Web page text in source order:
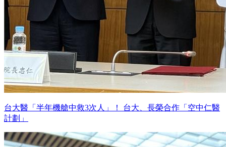
台大醫「半年機艙中救3次人」！ 台大、長榮合作「空中仁醫
計劃」